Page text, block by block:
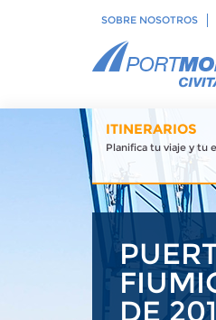
SOBRE NOSOTROS
ITINERARIOS
Planifica tu viaje y tu
DE